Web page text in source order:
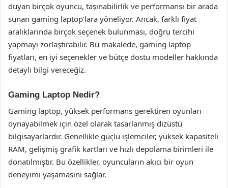
duyan birçok oyuncu, taşınabilirlik ve performansı bir arada
sunan gaming laptop’lara yöneliyor. Ancak, farklı fiyat
aralıklarında birçok seçenek bulunması, doğru tercihi
yapmayı zorlaştırabilir. Bu makalede, gaming laptop
fiyatları, en iyi seçenekler ve bütçe dostu modeller hakkında
detaylı bilgi vereceğiz.
Gaming Laptop Nedir?
Gaming laptop, yüksek performans gerektiren oyunları
oynayabilmek için özel olarak tasarlanmış dizüstü
bilgisayarlardır. Genellikle güçlü işlemciler, yüksek kapasiteli
RAM, gelişmiş grafik kartları ve hızlı depolama birimleri ile
donatılmıştır. Bu özellikler, oyuncuların akıcı bir oyun
deneyimi yaşamasını sağlar.